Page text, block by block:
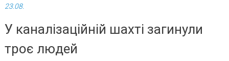
23.08.
У каналізаційній шахті загинули
троє людей